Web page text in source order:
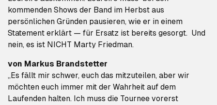
kommenden Shows der Band im Herbst aus
persönlichen Gründen pausieren, wie er in einem
Statement erklärt — für Ersatz ist bereits gesorgt. Und
nein, es ist NICHT Marty Friedman.
von Markus Brandstetter
„Es fällt mir schwer, euch das mitzuteilen, aber wir
möchten euch immer mit der Wahrheit auf dem
Laufenden halten. Ich muss die Tournee vorerst